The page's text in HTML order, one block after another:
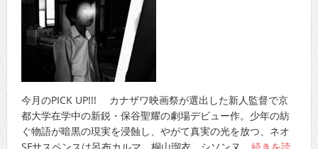
都大学在学中の新鋭・保谷聖耀の劇場デビュー作。少年の紡
ぐ物語が暗黒の現実を浸蝕し、やがて真実の光を放つ、ネオ
SFサスペンスは呂布カルマ、桐山瑠衣、シソンヌ… 続きを読